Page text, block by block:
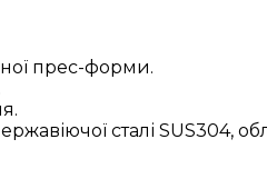
прес-форми.
сталі SUS304,